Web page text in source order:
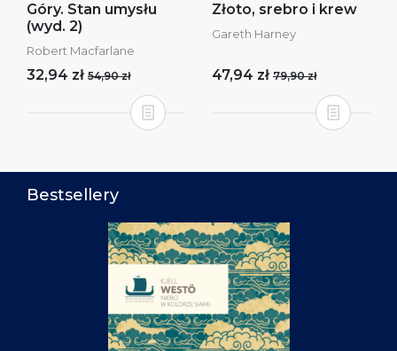
Góry. Stan umysłu
(wyd. 2)
Robert Macfarlane
32,94 zł 54,90 zł
Złoto, srebro i krew
Gareth Harney
47,94 zł 79,90 zł
Bestsellery